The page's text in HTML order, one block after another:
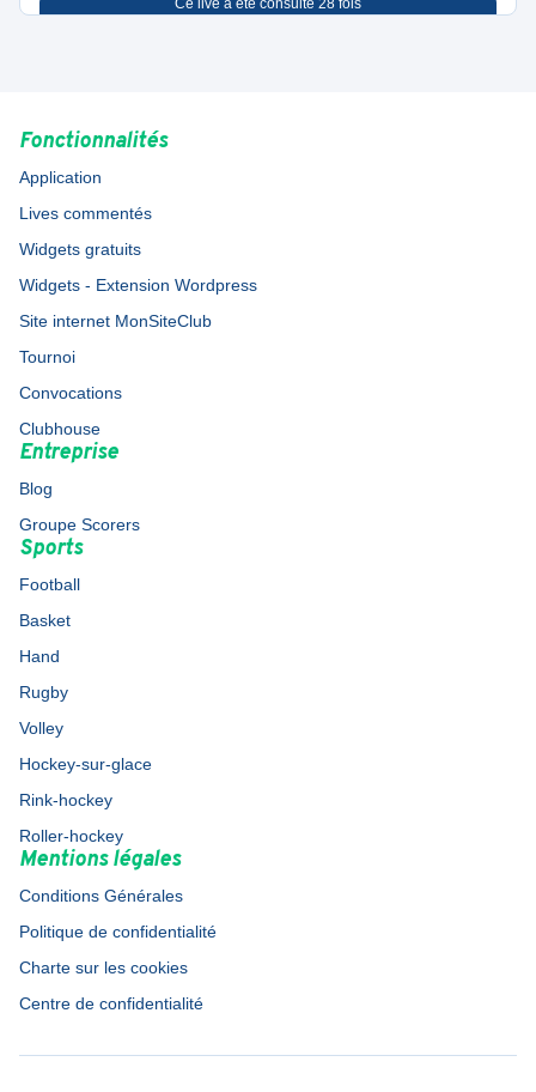
Ce live a été consulté 28 fois
Fonctionnalités
Application
Lives commentés
Widgets gratuits
Widgets - Extension Wordpress
Site internet MonSiteClub
Tournoi
Convocations
Clubhouse
Entreprise
Blog
Groupe Scorers
Sports
Football
Basket
Hand
Rugby
Volley
Hockey-sur-glace
Rink-hockey
Roller-hockey
Mentions légales
Conditions Générales
Politique de confidentialité
Charte sur les cookies
Centre de confidentialité